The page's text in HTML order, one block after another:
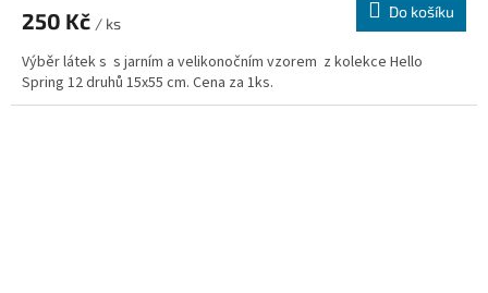
250 Kč / ks
Do košíku
Výběr látek s s jarním a velikonočním vzorem z kolekce Hello
Spring 12 druhů 15x55 cm. Cena za 1ks.